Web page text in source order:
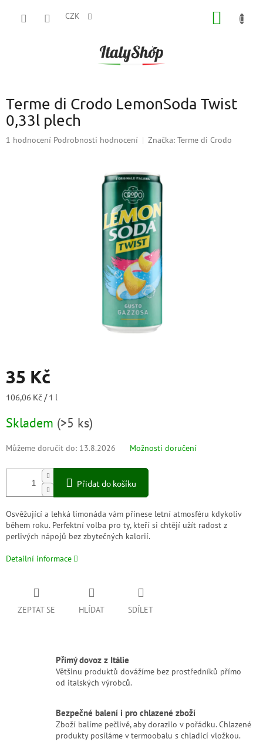
CZK
Terme di Crodo LemonSoda Twist
0,33l plech
Průměrné
1 hodnocení Podrobnosti hodnocení Značka: Terme di Crodo
35 Kč
Měrná
106,06 Kč / 1 l
Skladem (>5 ks)
Můžeme doručit do: 13.8.2026 Možnosti doručení
Přidat do košíku
Osvěžující a lehká limonáda vám přinese letní atmosféru kdykoliv
během roku. Perfektní volba pro ty, kteří si chtějí užít radost z
perlivých nápojů bez zbytečných kalorií.
Detailní informace
ZEPTAT SE HLÍDAT SDÍLET
Přímý dovoz z Itálie
Většinu produktů dovážíme bez prostředníků přímo
od italských výrobců.
Bezpečné balení i pro chlazené zboží
Zboží balíme pečlivě, aby dorazilo v pořádku. Chlazené
produkty posíláme v termoobalu s chladicí vložkou.